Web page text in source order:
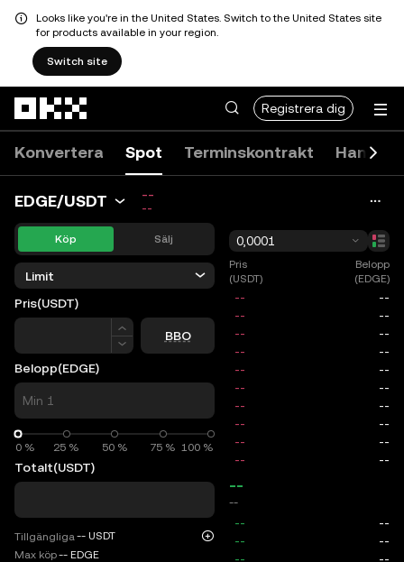
Looks like you're in the United States. Switch to the United States site
for products available in your region.
Switch site
Registrera dig
Konvertera Spot Terminskontrakt
EDGE/USDT --
--
Köp Sälj
Limit
Pris(USDT)
Pris
BBO
Belopp(EDGE)
0 % 25 % 50 % 75 % 100 %
0 %
Totalt(USDT)
Tillgängliga -- USDT
Max köp-- EDGE
0,0001
Pris
(USDT)
Belopp
(EDGE)
--
--